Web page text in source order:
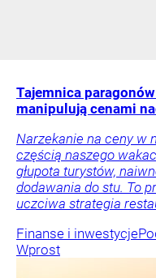
Tajemnica
manipulują cenami
Narzekanie na ceny w
częścią naszego
głupota turystów,
dodawania do stu. To
uczciwa strategia
Finanse i inwestycje
Wprost